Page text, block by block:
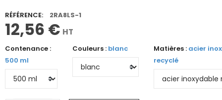
RÉFÉRENCE: 2RA8LS-1
12,56 € HT
Contenance :
500 ml
Couleurs : blanc Matières : acier
recyclé